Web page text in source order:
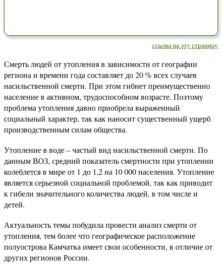
ссылка на эту страницу
Смерть людей от утопления в зависимости от географии
региона и времени года составляет до 20 % всех случаев
насильственной смерти. При этом гибнет преимущественно
население в активном, трудоспособном возрасте. Поэтому
проблема утопления давно приобрела выраженный
социальный характер, так как наносит существенный ущерб
производственным силам общества.
Утопление в воде – частый вид насильственной смерти. По
данным ВОЗ, средний показатель смертности при утоплении
колеблется в мире от 1 до 1,2 на 10 000 населения. Утопление
является серьезной социальной проблемой, так как приводит
к гибели значительного количества людей, в том числе и
детей.
Актуальность темы побудила провести анализ смерти от
утопления, тем более что географическое расположение
полуострова Камчатка имеет свои особенности, в отличие от
других регионов России.